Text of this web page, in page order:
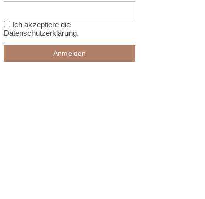
Ich akzeptiere die
Datenschutzerklärung.